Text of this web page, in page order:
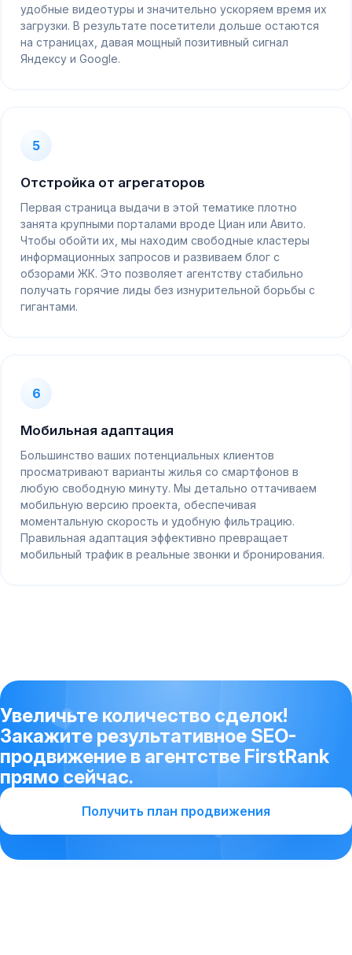
удобные видеотуры и значительно ускоряем время их
загрузки. В результате посетители дольше остаются
на страницах, давая мощный позитивный сигнал
Яндексу и Google.
5
Отстройка от агрегаторов
Первая страница выдачи в этой тематике плотно
занята крупными порталами вроде Циан или Авито.
Чтобы обойти их, мы находим свободные кластеры
информационных запросов и развиваем блог с
обзорами ЖК. Это позволяет агентству стабильно
получать горячие лиды без изнурительной борьбы с
гигантами.
6
Мобильная адаптация
Большинство ваших потенциальных клиентов
просматривают варианты жилья со смартфонов в
любую свободную минуту. Мы детально оттачиваем
мобильную версию проекта, обеспечивая
моментальную скорость и удобную фильтрацию.
Правильная адаптация эффективно превращает
мобильный трафик в реальные звонки и бронирования.
Увеличьте количество сделок!
Закажите результативное SEO-
продвижение в агентстве FirstRank
прямо сейчас.
Получить план продвижения